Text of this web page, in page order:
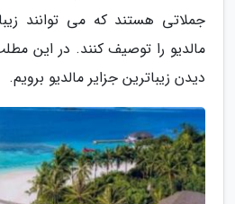
جملاتی هستند که می توانند
مالدیو را توصیف کنند. در این
دیدن زیباترین جزایر مالدیو برویم.